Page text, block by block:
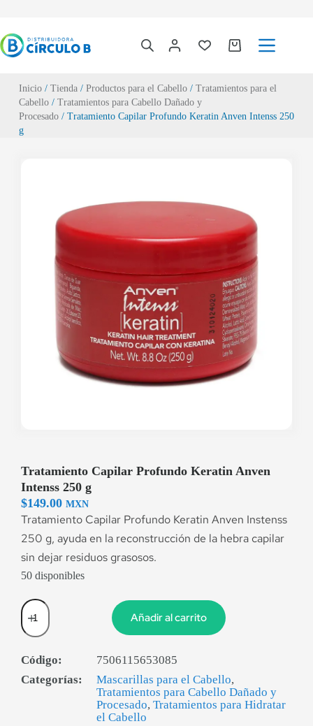
Inicio/ Tienda/ Productos para el Cabello/ Tratamientos para el
Cabello/ Tratamientos para Cabello Dañado y
Procesado/ Tratamiento Capilar Profundo Keratin Anven Intenss 250
g
Tratamiento Capilar Profundo Keratin Anven
Intenss 250 g
$149.00 MXN
Tratamiento Capilar Profundo Keratin Anven Instenss
250 g, ayuda en la reconstrucción de la hebra capilar
sin dejar residuos grasosos.
50 disponibles
Añadir al carrito
Código:
7506115653085
Categorías:
Mascarillas para el Cabello,
Tratamientos para Cabello Dañado y
Procesado, Tratamientos para Hidratar
el Cabello